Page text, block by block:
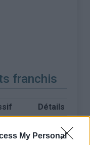
My Personal
franchis
Détails